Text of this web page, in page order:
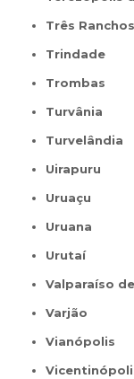
Três Ranchos
Trindade
Trombas
Turvânia
Turvelândia
Uirapuru
Uruaçu
Uruana
Urutaí
Valparaíso
Varjão
Vianópolis